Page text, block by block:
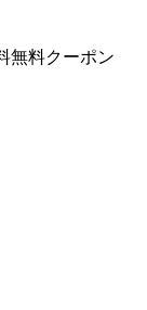
無料クーポン